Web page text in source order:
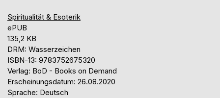
Spiritualität & Esoterik
ePUB
135,2 KB
DRM: Wasserzeichen
ISBN-13: 9783752675320
Verlag: BoD - Books on Demand
Erscheinungsdatum: 26.08.2020
Sprache: Deutsch